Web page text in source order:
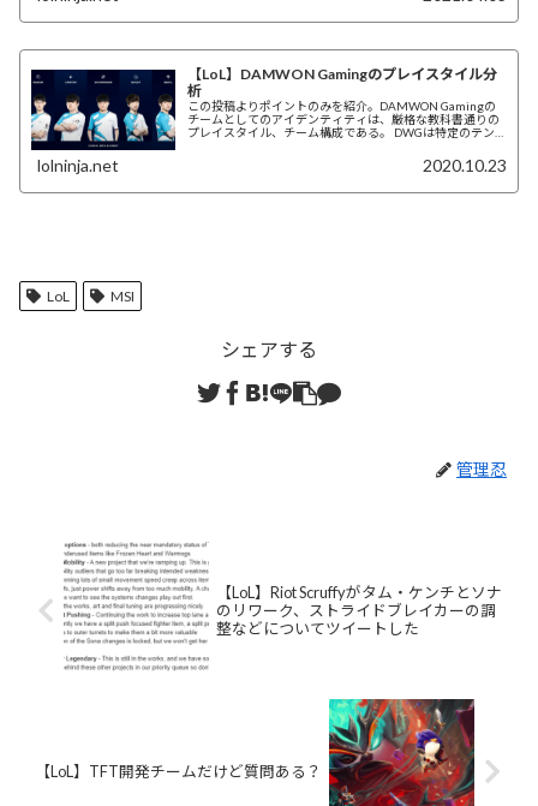
【LoL】DAMWON Gamingのプレイスタイル分
析
この投稿よりポイントのみを紹介。DAMWON Gamingの
チームとしてのアイデンティティは、厳格な教科書通りの
プレイスタイル、チーム構成である。 DWGは特定のテン
lolninja.net 2020.10.23
LoL MSI
シェアする
管理忍
【LoL】Riot Scruffyがタム・ケンチとソナ
のリワーク、ストライドブレイカーの調
整などについてツイートした
【LoL】TFT開発チームだけど質問ある？